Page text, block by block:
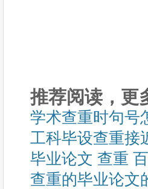
推荐阅读，更
学术查重时句号
工科毕设查重接
毕业论文 查重
查重的毕业论文